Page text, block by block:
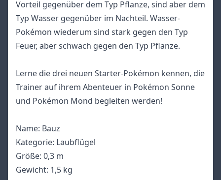
Vorteil gegenüber dem Typ Pflanze, sind aber dem
Typ Wasser gegenüber im Nachteil. Wasser-
Pokémon wiederum sind stark gegen den Typ
Feuer, aber schwach gegen den Typ Pflanze.
Lerne die drei neuen Starter-Pokémon kennen, die
Trainer auf ihrem Abenteuer in Pokémon Sonne
und Pokémon Mond begleiten werden!
Name: Bauz
Kategorie: Laubflügel
Größe: 0,3 m
Gewicht: 1,5 kg